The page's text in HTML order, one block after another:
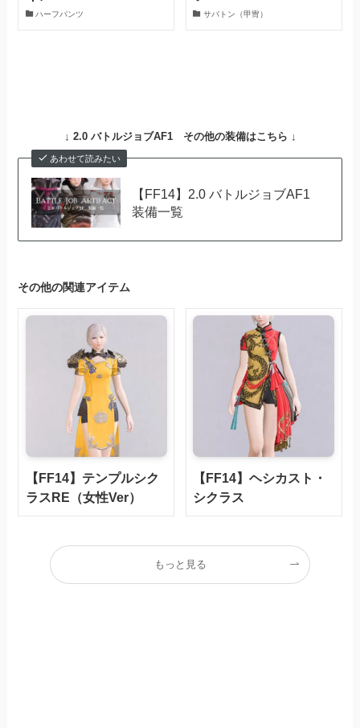
ハーフパンツ サバトン（甲冑）
↓ 2.0 バトルジョブAF1その他の装備はこちら ↓
あわせて読みたい
【FF14】2.0 バトルジョブAF1
装備一覧
その他の関連アイテム
【FF14】テンプルシク
ラスRE（女性Ver）
【FF14】ヘシカスト・
シクラス
もっと見る